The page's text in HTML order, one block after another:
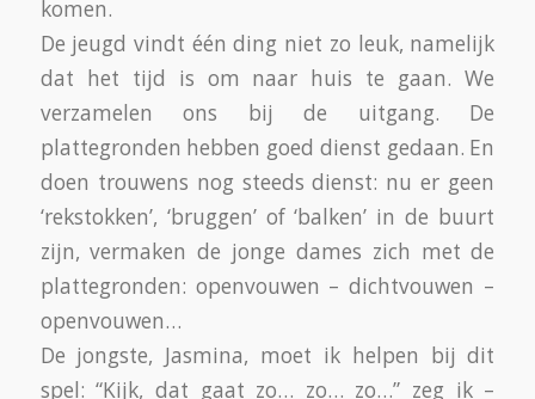
RAMADAN 2019 /
SUIKERFEEST
ALGEMEEN MCB NIEUWS, ARCHIEF,INTEGRATIE
ACTIVITEIT, VLUCHTELINGEN